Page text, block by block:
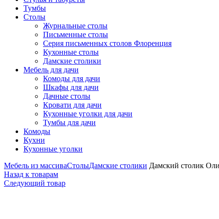
Тумбы
Столы
Журнальные столы
Письменные столы
Серия письменных столов Флоренция
Кухонные столы
Дамские столики
Мебель для дачи
Комоды для дачи
Шкафы для дачи
Дачные столы
Кровати для дачи
Кухонные уголки для дачи
Тумбы для дачи
Комоды
Кухни
Кухонные уголки
Мебель из массиваСтолыДамские столики Дамский столик
Назад к товарам
Следующий товар